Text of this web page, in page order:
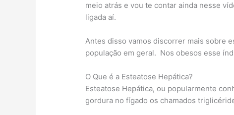
meio atrás e vou te contar ainda nesse
ligada aí.
Antes disso vamos discorrer mais sobre
população em geral. Nos obesos esse
O Que é a Esteatose Hepática?
Esteatose Hepática, ou popularmente
gordura no fígado os chamados